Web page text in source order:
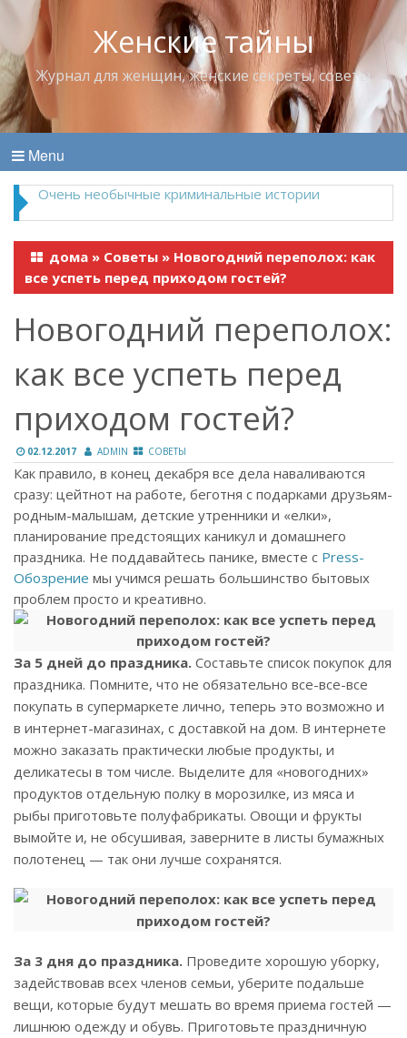
Женские тайны
Журнал для женщин, женские секреты, советы
Menu
Владимир Набоков — повелитель Лоллит
дома » Советы » Новогодний переполох: как
все успеть перед приходом гостей?
Новогодний переполох:
как все успеть перед
приходом гостей?
02.12.2017 ADMIN СОВЕТЫ
Как правило, в конец декабря все дела наваливаются
сразу: цейтнот на работе, беготня с подарками друзьям-
родным-малышам, детские утренники и «елки»,
планирование предстоящих каникул и домашнего
праздника. Не поддавайтесь панике, вместе с Press-
Обозрение мы учимся решать большинство бытовых
проблем просто и креативно.
За 5 дней до праздника. Составьте список покупок для
праздника. Помните, что не обязательно все-все-все
покупать в супермаркете лично, теперь это возможно и
в интернет-магазинах, с доставкой на дом. В интернете
можно заказать практически любые продукты, и
деликатесы в том числе. Выделите для «новогодних»
продуктов отдельную полку в морозилке, из мяса и
рыбы приготовьте полуфабрикаты. Овощи и фрукты
вымойте и, не обсушивая, заверните в листы бумажных
полотенец — так они лучше сохранятся.
За 3 дня до праздника. Проведите хорошую уборку,
задействовав всех членов семьи, уберите подальше
вещи, которые будут мешать во время приема гостей —
лишнюю одежду и обувь. Приготовьте праздничную